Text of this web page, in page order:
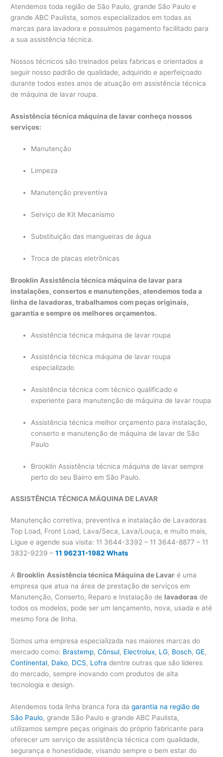
Atendemos toda região de São Paulo, grande São Paulo e
grande ABC Paulista, somos especializados em todas as
marcas para lavadora e possuímos pagamento facilitado para
a sua assistência técnica.
Nossos técnicos são treinados pelas fabricas e orientados a
seguir nosso padrão de qualidade, adquirido e aperfeiçoado
durante todos estes anos de atuação em assistência técnica
de máquina de lavar roupa.
Assistência técnica máquina de lavar conheça nossos
serviços:
Manutenção
Limpeza
Manutenção preventiva
Serviço de Kit Mecanismo
Substituição das mangueiras de água
Troca de placas eletrônicas
Brooklin Assistência técnica máquina de lavar para
instalações, consertos e manutenções, atendemos toda a
linha de lavadoras, trabalhamos com peças originais,
garantia e sempre os melhores orçamentos.
Assistência técnica máquina de lavar roupa
Assistência técnica máquina de lavar roupa
especializado
Assistência técnica com técnico qualificado e
experiente para manutenção de máquina de lavar roupa
Assistência técnica melhor orçamento para instalação,
conserto e manutenção de máquina de lavar de São
Paulo
Brooklin Assistência técnica máquina de lavar sempre
perto do seu Bairro em São Paulo.
ASSISTÊNCIA TÉCNICA MÁQUINA DE LAVAR
Manutenção corretiva, preventiva e instalação de Lavadoras
Top Load, Front Load, Lava/Seca, Lava/Louça, e muito mais,
Ligue e agende sua visita: 11 3644-3392 – 11 3644-8877 – 11
3832-9239 –11 96231-1982 Whats
A Brooklin Assistência técnica Máquina de Lavar é uma
empresa que atua na área de prestação de serviços em
Manutenção, Conserto, Reparo e Instalação de lavadoras de
todos os modelos, pode ser um lançamento, nova, usada e até
mesmo fora de linha.
Somos uma empresa especializada nas maiores marcas do
mercado como: Brastemp,Cônsul, Electrolux, LG, Bosch,GE,
Continental, Dako, DCS, Lofra dentre outras que são lideres
do mercado, sempre inovando com produtos de alta
tecnologia e design.
Atendemos toda linha branca fora dagarantia na região de
São Paulo, grande São Paulo e grande ABC Paulista,
utilizamos sempre peças originais do próprio fabricante para
oferecer um serviço de assistência técnica com qualidade,
segurança e honestidade, visando sempre o bem estar do